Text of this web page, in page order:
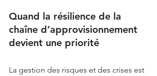
Quand la résilience de la
chaîne d’approvisionnement
devient une priorité
La gestion des risques et des crises est